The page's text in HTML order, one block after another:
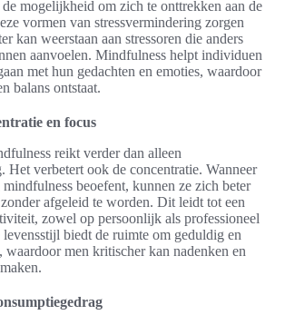
mogelijkheid om zich te onttrekken aan de
vormen van stressvermindering zorgen
kan weerstaan aan stressoren die anders
aanvoelen. Mindfulness helpt individuen
met hun gedachten en emoties, waardoor
balans ontstaat.
en focus
reikt verder dan alleen
Het verbetert ook de concentratie. Wanneer
beoefent, kunnen ze zich beter
afgeleid te worden. Dit leidt tot een
zowel op persoonlijk als professioneel
biedt de ruimte om geduldig en
waardoor men kritischer kan nadenken en